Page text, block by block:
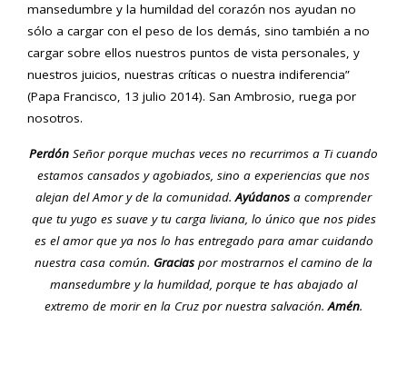
mansedumbre y la humildad del corazón nos ayudan no
sólo a cargar con el peso de los demás, sino también a no
cargar sobre ellos nuestros puntos de vista personales, y
nuestros juicios, nuestras críticas o nuestra indiferencia”
(Papa Francisco, 13 julio 2014). San Ambrosio, ruega por
nosotros.
Perdón Señor porque muchas veces no recurrimos a Ti cuando
estamos cansados y agobiados, sino a experiencias que nos
alejan del Amor y de la comunidad.Ayúdanos a comprender
que tu yugo es suave y tu carga liviana, lo único que nos pides
es el amor que ya nos lo has entregado para amar cuidando
nuestra casa común. Gracias por mostrarnos el camino de la
mansedumbre y la humildad, porque te has abajado al
extremo de morir en la Cruz por nuestra salvación.Amén.